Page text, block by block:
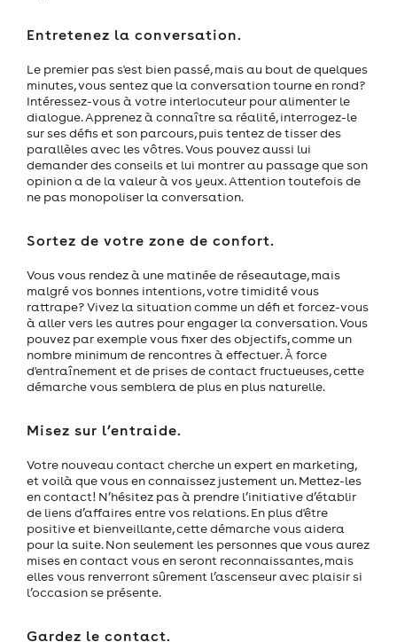
Entretenez la conversation.
Le premier pas s'est bien passé, mais au bout de quelques
minutes, vous sentez que la conversation tourne en rond?
Intéressez-vous à votre interlocuteur pour alimenter le
dialogue. Apprenez à connaître sa réalité, interrogez-le
sur ses défis et son parcours, puis tentez de tisser des
parallèles avec les vôtres. Vous pouvez aussi lui
demander des conseils et lui montrer au passage que son
opinion a de la valeur à vos yeux. Attention toutefois de
ne pas monopoliser la conversation.
Sortez de votre zone de confort.
Vous vous rendez à une matinée de réseautage, mais
malgré vos bonnes intentions, votre timidité vous
rattrape? Vivez la situation comme un défi et forcez-vous
à aller vers les autres pour engager la conversation. Vous
pouvez par exemple vous fixer des objectifs, comme un
nombre minimum de rencontres à effectuer. À force
d'entraînement et de prises de contact fructueuses, cette
démarche vous semblera de plus en plus naturelle.
Misez sur l’entraide.
Votre nouveau contact cherche un expert en marketing,
et voilà que vous en connaissez justement un. Mettez-les
en contact! N’hésitez pas à prendre l’initiative d’établir
de liens d’affaires entre vos relations. En plus d'être
positive et bienveillante, cette démarche vous aidera
pour la suite. Non seulement les personnes que vous aurez
mises en contact vous en seront reconnaissantes, mais
elles vous renverront sûrement l’ascenseur avec plaisir si
l’occasion se présente.
Gardez le contact.